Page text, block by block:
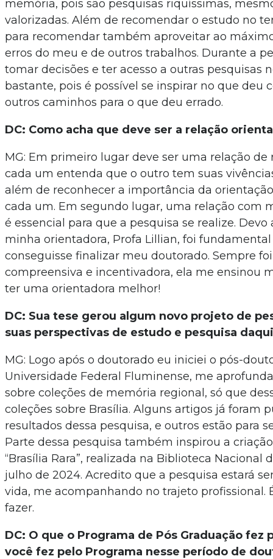
memória, pois são pesquisas riquíssimas,
valorizadas. Além de recomendar o estudo no
para recomendar também aproveitar ao
erros do meu e de outros trabalhos. Durante a
tomar decisões e ter acesso a outras pesquisas
bastante, pois é possível se inspirar no que deu
outros caminhos para o que deu errado.
DC: Como acha que deve ser a relação
MG: Em primeiro lugar deve ser uma relação de
cada um entenda que o outro tem suas
além de reconhecer a importância da
cada um. Em segundo lugar, uma relação com
é essencial para que a pesquisa se realize.
minha orientadora, Profa Lillian, foi
conseguisse finalizar meu doutorado. Sempre
compreensiva e incentivadora, ela me ensinou
ter uma orientadora melhor!
DC: Sua tese gerou algum novo projeto de
suas perspectivas de estudo e pesquisa
MG: Logo após o doutorado eu iniciei o pós-
Universidade Federal Fluminense, me
sobre coleções de memória regional, só que
coleções sobre Brasília. Alguns artigos já foram
resultados dessa pesquisa, e outros estão para
Parte dessa pesquisa também inspirou a
“Brasília Rara”, realizada na Biblioteca Nacional
julho de 2024. Acredito que a pesquisa estará
vida, me acompanhando no trajeto profissional.
fazer.
DC: O que o Programa de Pós Graduação fez
você fez pelo Programa nesse período de